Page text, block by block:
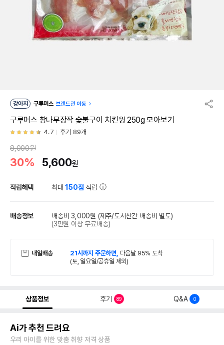
강아지 구루머스 브랜드관 이동
구루머스 참나무장작 숯불구이 치킨윙 250g 모아보기
4.7 후기 89개
8,000원
30% 5,600원
적립혜택 최대150점 적립
배송정보 배송비 3,000원 (제주/도서산간 배송비 별도)
(3만원 이상 무료배송)
내일배송 21시까지 주문하면, 다음날 95% 도착
(토, 일요일/공휴일 제외)
상품정보 후기 89 Q&A 0
Ai가 추천 드려요
우리 아이를 위한 맞춤 취향 저격 상품